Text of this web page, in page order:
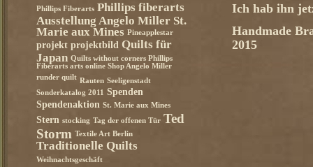
Phillips Fiberarts Phillips fiberarts
Ausstellung Angelo Miller St.
Marie aux Mines Pineapplestar
projekt projektbild Quilts für
Japan Quilts without corners Phillips
Fiberarts arts online Shop Angelo Miller
runder quilt Rauten Seeligenstadt
Sonderkatalog 2011 Spenden
Spendenaktion St. Marie aux Mines
Stern stocking Tag der offenen Tür Ted
Storm Textile Art Berlin
Traditionelle Quilts
Weihnachtsgeschäft
Ich hab ihn
Handmade
2015